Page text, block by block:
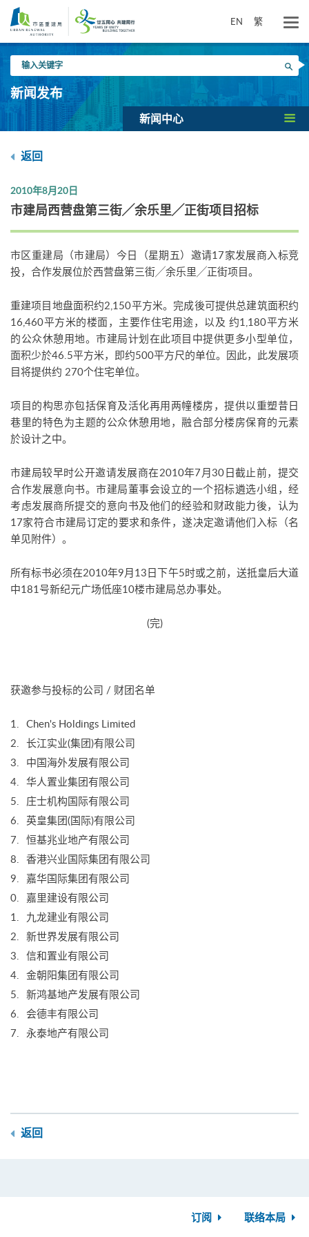
要
EN 繁
入
关
键
搜寻
新闻发布
新闻中心
返回
2010年8月20日
市建局西营盘第三街╱余乐里╱正街项目招标
市区重建局（市建局）今日（星期五）邀请17家发展商入标竞
投，合作发展位於西营盘第三街╱余乐里╱正街项目。
重建项目地盘面积约2,150平方米。完成後可提供总建筑面积约
16,460平方米的楼面，主要作住宅用途，以及 约1,180平方米
的公众休憩用地。市建局计划在此项目中提供更多小型单位，
面积少於46.5平方米，即约500平方尺的单位。因此，此发展项
目将提供约 270个住宅单位。
项目的构思亦包括保育及活化再用两幢楼房，提供以重塑昔日
巷里的特色为主题的公众休憩用地，融合部分楼房保育的元素
於设计之中。
市建局较早时公开邀请发展商在2010年7月30日截止前，提交
合作发展意向书。市建局董事会设立的一个招标遴选小组，经
考虑发展商所提交的意向书及他们的经验和财政能力後，认为
17家符合市建局订定的要求和条件，遂决定邀请他们入标（名
单见附件）。
所有标书必须在2010年9月13日下午5时或之前，送抵皇后大道
中181号新纪元广场低座10楼市建局总办事处。
(完)
获邀参与投标的公司 / 财团名单
Chen's Holdings Limited
长江实业(集团)有限公司
中国海外发展有限公司
华人置业集团有限公司
庄士机构国际有限公司
英皇集团(国际)有限公司
恒基兆业地产有限公司
香港兴业国际集团有限公司
嘉华国际集团有限公司
嘉里建设有限公司
九龙建业有限公司
新世界发展有限公司
信和置业有限公司
金朝阳集团有限公司
新鸿基地产发展有限公司
会德丰有限公司
永泰地产有限公司
返回
订阅 联络本局